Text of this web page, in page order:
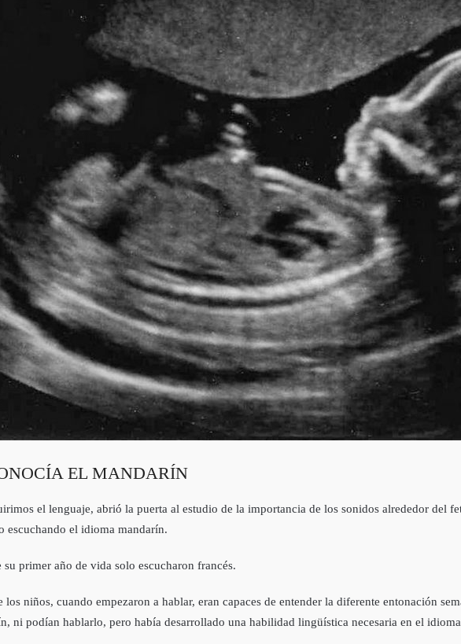
EL MANDARÍN
el lenguaje, abrió la puerta al estudio de la importancia de los sonidos alrededor del
escuchando el idioma mandarín.
primer año de vida solo escucharon francés.
niños, cuando empezaron a hablar, eran capaces de entender la diferente entonación
ni podían hablarlo, pero había desarrollado una habilidad lingüística necesaria en el